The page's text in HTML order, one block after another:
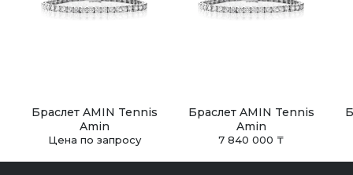
Браслет AMIN Tennis
Amin
Цена по запросу
Браслет AMIN Tennis
Amin
7 840 000 ₸